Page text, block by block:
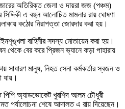
অতিরিক্ত জেলা ও দায়রা জজ (পঞ্চম)
এ বহুল আলোচিত মামলার রায় ঘোষণা
কঠোর নিরাপত্তা জোরদার করা হয়।
বাহিনীর সদস্য মোতায়েন করা হয়।
বের করে প্রিজন ভ্যানে কড়া পাহারায়
সাধারণ মানুষ, নিহত সেনা কর্মকর্তার স্বজন ও
যায়।
পিপি অ্যাডভোকেট খুরশিদ আলম চৌধুরী
পর্যালোচনা শেষে আদালত এ রায় দিয়েছেন।